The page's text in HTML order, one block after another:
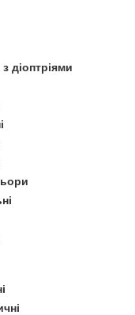
діоптріями